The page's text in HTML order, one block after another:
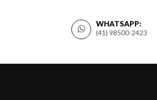
WHATSAPP:
(41) 98500-2423